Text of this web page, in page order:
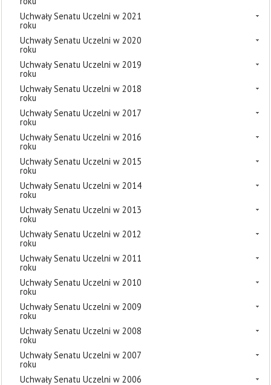
Uchwały Senatu Uczelni w 2021
roku
Uchwały Senatu Uczelni w 2020
roku
Uchwały Senatu Uczelni w 2019
roku
Uchwały Senatu Uczelni w 2018
roku
Uchwały Senatu Uczelni w 2017
roku
Uchwały Senatu Uczelni w 2016
roku
Uchwały Senatu Uczelni w 2015
roku
Uchwały Senatu Uczelni w 2014
roku
Uchwały Senatu Uczelni w 2013
roku
Uchwały Senatu Uczelni w 2012
roku
Uchwały Senatu Uczelni w 2011
roku
Uchwały Senatu Uczelni w 2010
roku
Uchwały Senatu Uczelni w 2009
roku
Uchwały Senatu Uczelni w 2008
roku
Uchwały Senatu Uczelni w 2007
roku
Uchwały Senatu Uczelni w 2006